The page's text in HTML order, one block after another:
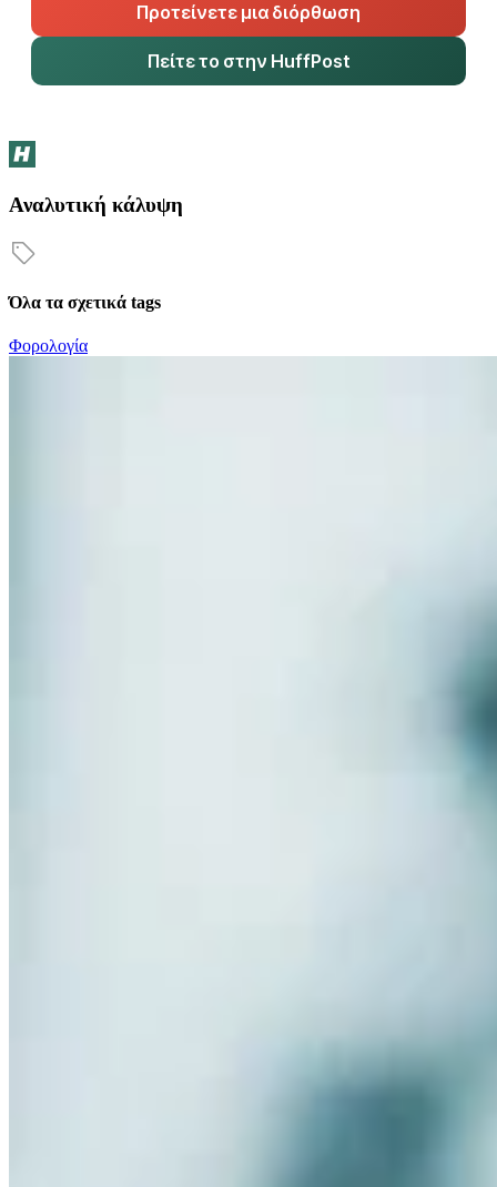
Προτείνετε μια διόρθωση
Πείτε το στην HuffPost
Αναλυτική κάλυψη
Όλα τα σχετικά tags
Φορολογία